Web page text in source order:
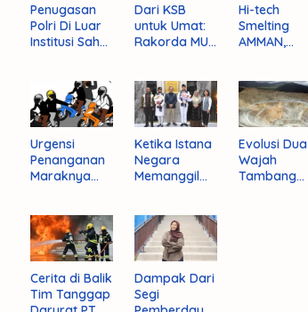
Penugasan
Polri Di Luar
Institusi Sah
Hukum
Administrasi
Negara
Dari KSB
untuk Umat:
Rakorda MUI
Kebangkitan
Moral Para
Ulama
Hi-tech
Smelting
AMMAN,
Rajai
Produsen
Tembaga
Dunia
Urgensi
Penanganan
Maraknya
Sumbawa
Barat
Ketika Istana
Negara
Memanggil
Evolusi Dua
Wajah
Tambang
Cerita di Balik
Tim Tanggap
Dampak Dari
Segi